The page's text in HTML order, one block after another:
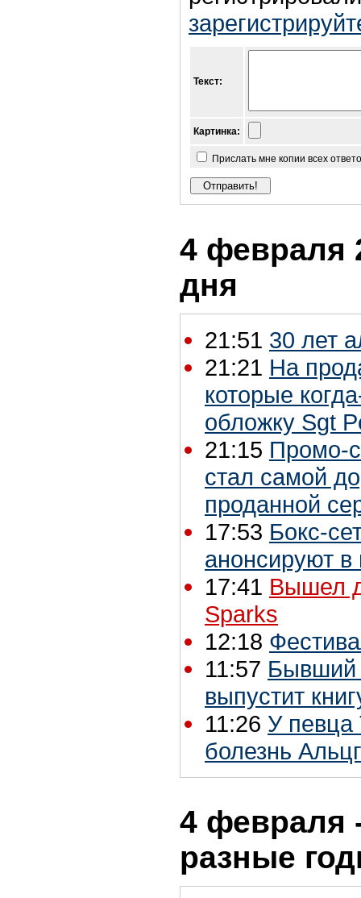
Текст:
Картинка:
Прислать мне копии всех
4 февраля
дня
21:51 30 лет
21:21 На
которые
обложку Sgt
21:15 Промо-
стал самой
проданной
17:53 Бокс-
анонсируют в
17:41 Вышел
Sparks
12:18
11:57 Бывший
выпустит
11:26 У певца
болезнь
4 февраля
разные